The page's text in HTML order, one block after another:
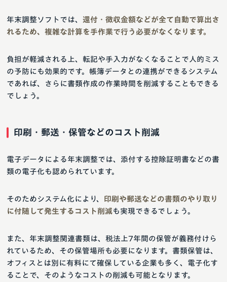
年末調整ソフトでは、 還付・徴収金額などが全て自動で算出さ
れるため、複雑な計算を手作業で行う必要がなくなります。
負担が軽減される上、転記や手入力がなくなることで人的ミス
の予防にも効果的です。帳簿データとの連携ができるシステム
であれば、さらに書類作成の作業時間を削減することもできる
でしょう。
印刷・郵送・保管などのコスト削減
電子データによる年末調整では、添付する控除証明書などの書
類の電子化も認められています。
そのためシステム化により、
印刷や郵送などの書類のやり取り
に付随して発生するコスト削減も実現できるでしょう。
また、年末調整関連書類は、税法上7年間の保管が義務付けら
れているため、その保管場所も必要になります。書類保管は、
オフィスとは別に有料にて確保している企業も多く、電子化す
ることで、そのようなコストの削減も可能となります。